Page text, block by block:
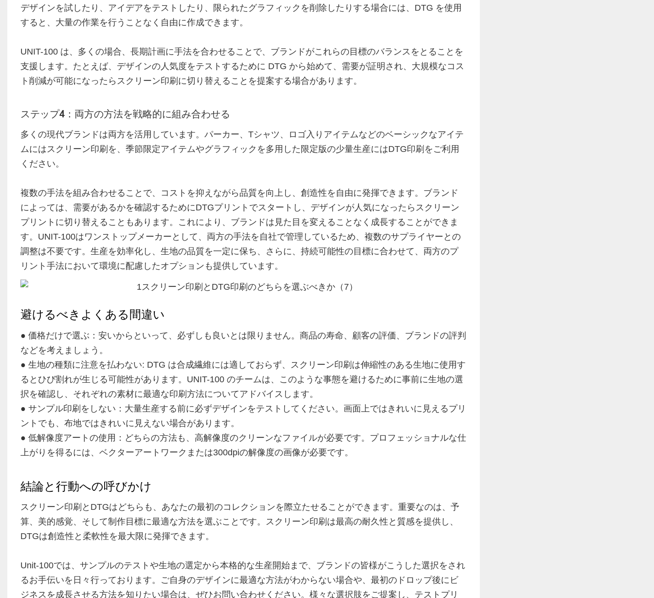
デザインを試したり、アイデアをテストしたり、限られたグラフィックを削除したりする場合には、DTG を使用
すると、大量の作業を行うことなく自由に作成できます。
UNIT-100 は、多くの場合、長期計画に手法を合わせることで、ブランドがこれらの目標のバランスをとることを
支援します。たとえば、デザインの人気度をテストするために DTG から始めて、需要が証明され、大規模なコス
ト削減が可能になったらスクリーン印刷に切り替えることを提案する場合があります。
ステップ4：両方の方法を戦略的に組み合わせる
多くの現代ブランドは両方を活用しています。パーカー、Tシャツ、ロゴ入りアイテムなどのベーシックなアイテ
ムにはスクリーン印刷を、季節限定アイテムやグラフィックを多用した限定版の少量生産にはDTG印刷をご利用
ください。
複数の手法を組み合わせることで、コストを抑えながら品質を向上し、創造性を自由に発揮できます。ブランド
によっては、需要があるかを確認するためにDTGプリントでスタートし、デザインが人気になったらスクリーン
プリントに切り替えることもあります。これにより、ブランドは見た目を変えることなく成長することができま
す。UNIT-100はワンストップメーカーとして、両方の手法を自社で管理しているため、複数のサプライヤーとの
調整は不要です。生産を効率化し、生地の品質を一定に保ち、さらに、持続可能性の目標に合わせて、両方のプ
リント手法において環境に配慮したオプションも提供しています。
避けるべきよくある間違い
● 価格だけで選ぶ：安いからといって、必ずしも良いとは限りません。商品の寿命、顧客の評価、ブランドの評判
などを考えましょう。
● 生地の種類に注意を払わない: DTG は合成繊維には適しておらず、スクリーン印刷は伸縮性のある生地に使用す
るとひび割れが生じる可能性があります。UNIT-100 のチームは、このような事態を避けるために事前に生地の選
択を確認し、それぞれの素材に最適な印刷方法についてアドバイスします。
● サンプル印刷をしない：大量生産する前に必ずデザインをテストしてください。画面上ではきれいに見えるプリ
ントでも、布地ではきれいに見えない場合があります。
● 低解像度アートの使用：どちらの方法も、高解像度のクリーンなファイルが必要です。プロフェッショナルな仕
上がりを得るには、ベクターアートワークまたは300dpiの解像度の画像が必要です。
結論と行動への呼びかけ
スクリーン印刷とDTGはどちらも、あなたの最初のコレクションを際立たせることができます。重要なのは、予
算、美的感覚、そして制作目標に最適な方法を選ぶことです。スクリーン印刷は最高の耐久性と質感を提供し、
DTGは創造性と柔軟性を最大限に発揮できます。
Unit-100では、サンプルのテストや生地の選定から本格的な生産開始まで、ブランドの皆様がこうした選択をされ
るお手伝いを日々行っております。ご自身のデザインに最適な方法がわからない場合や、最初のドロップ後にビ
ジネスを成長させる方法を知りたい場合は、ぜひお問い合わせください。様々な選択肢をご提案し、テストプリ